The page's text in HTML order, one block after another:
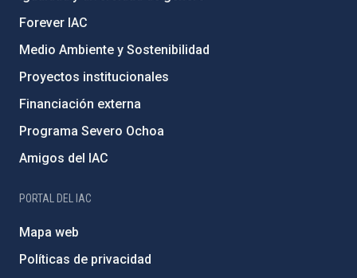
Forever IAC
Medio Ambiente y Sostenibilidad
Proyectos institucionales
Financiación externa
Programa Severo Ochoa
Amigos del IAC
PORTAL DEL IAC
Mapa web
Políticas de privacidad